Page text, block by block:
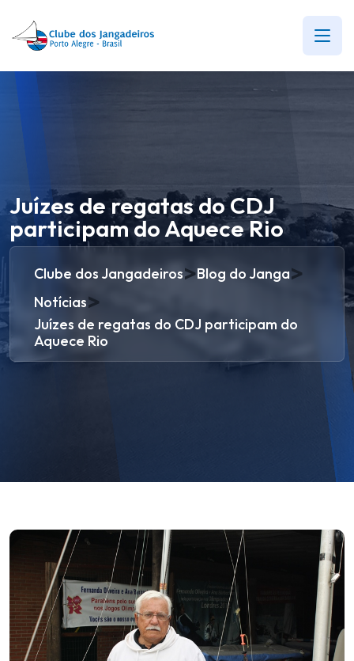
Juízes de regatas do CDJ
participam do Aquece Rio
Clube dos Jangadeiros>Blog do Janga>
Notícias>
Juízes de regatas do CDJ participam do
Aquece Rio